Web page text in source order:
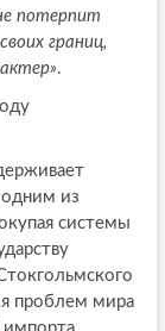
потерпит
границ,
.
из
системы
проблем мира